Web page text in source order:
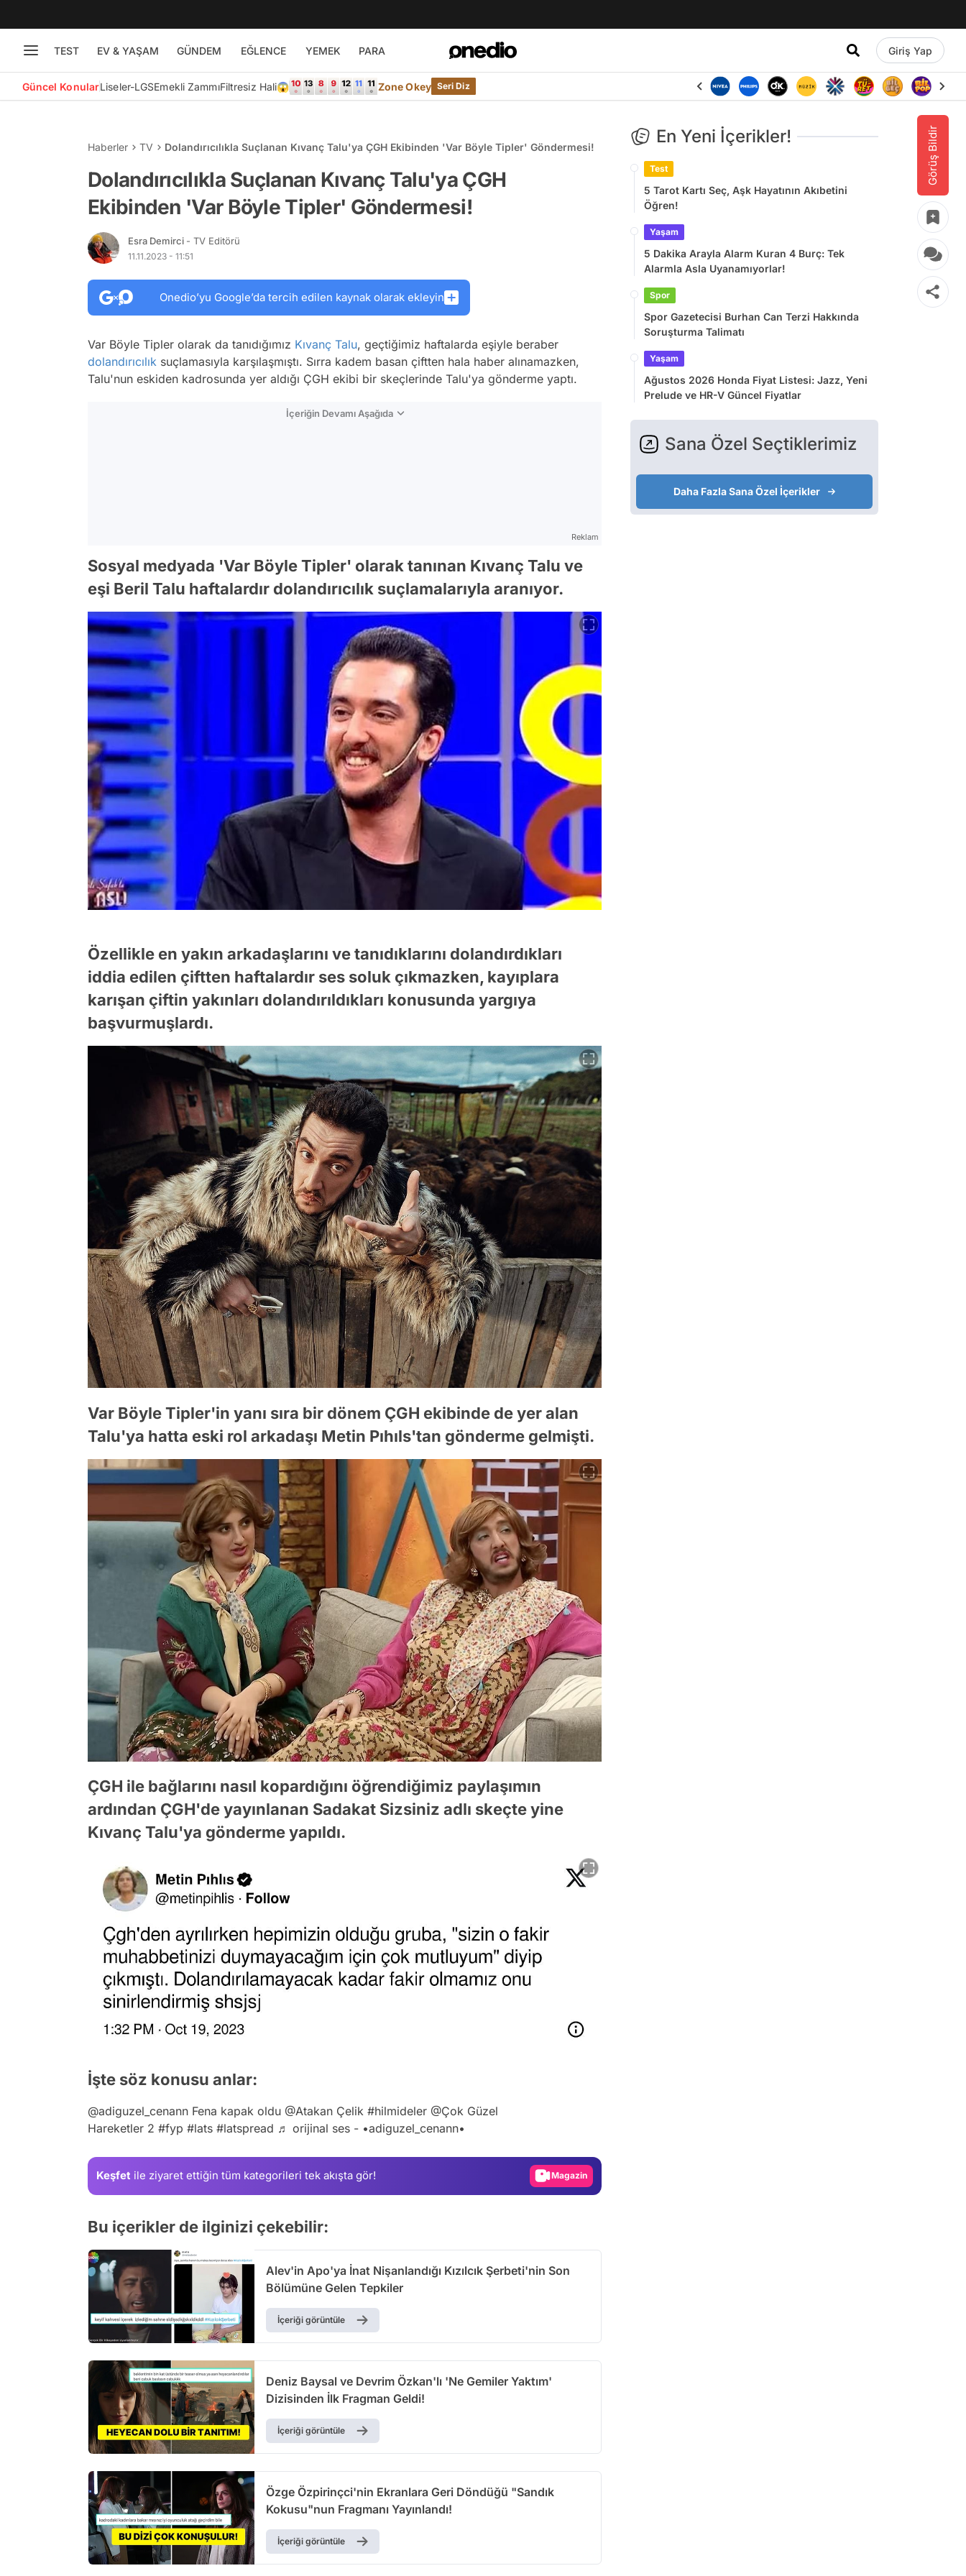
TEST EV & YAŞAM GÜNDEM EĞLENCE YEMEK PARA Giriş Yap
Güncel KonularLiseler-LGSEmekli ZammıFiltresiz Hali😱 Zone Okey Seri Diz
Görüş Bildir
Haberler TV Dolandırıcılıkla Suçlanan Kıvanç Talu'ya ÇGH Ekibinden 'Var Böyle Tipler' Göndermesi!
Dolandırıcılıkla Suçlanan Kıvanç Talu'ya ÇGH
Ekibinden 'Var Böyle Tipler' Göndermesi!
Esra Demirci - TV Editörü
11.11.2023 - 11:51
Onedio’yu Google’da tercih edilen kaynak olarak ekleyin
Var Böyle Tipler olarak da tanıdığımız Kıvanç Talu, geçtiğimiz haftalarda eşiyle beraber
dolandırıcılık suçlamasıyla karşılaşmıştı. Sırra kadem basan çiftten hala haber alınamazken,
Talu'nun eskiden kadrosunda yer aldığı ÇGH ekibi bir skeçlerinde Talu'ya gönderme yaptı.
İçeriğin Devamı Aşağıda
Reklam
Sosyal medyada 'Var Böyle Tipler' olarak tanınan Kıvanç Talu ve
eşi Beril Talu haftalardır dolandırıcılık suçlamalarıyla aranıyor.
Özellikle en yakın arkadaşlarını ve tanıdıklarını dolandırdıkları
iddia edilen çiftten haftalardır ses soluk çıkmazken, kayıplara
karışan çiftin yakınları dolandırıldıkları konusunda yargıya
başvurmuşlardı.
Var Böyle Tipler'in yanı sıra bir dönem ÇGH ekibinde de yer alan
Talu'ya hatta eski rol arkadaşı Metin Pıhıls'tan gönderme gelmişti.
ÇGH ile bağlarını nasıl kopardığını öğrendiğimiz paylaşımın
ardından ÇGH'de yayınlanan Sadakat Sizsiniz adlı skeçte yine
Kıvanç Talu'ya gönderme yapıldı.
İşte söz konusu anlar:
@adiguzel_cenann Fena kapak oldu @Atakan Çelik #hilmideler @Çok Güzel
Hareketler 2 #fyp #lats #latspread ♬ orijinal ses - •adiguzel_cenann•
Keşfet ile ziyaret ettiğin tüm kategorileri tek akışta gör! Magazin
Bu içerikler de ilginizi çekebilir:
Alev'in Apo'ya İnat Nişanlandığı Kızılcık Şerbeti'nin Son
Bölümüne Gelen Tepkiler
İçeriği görüntüle
Deniz Baysal ve Devrim Özkan'lı 'Ne Gemiler Yaktım'
Dizisinden İlk Fragman Geldi!
İçeriği görüntüle
Özge Özpirinçci'nin Ekranlara Geri Döndüğü "Sandık
Kokusu"nun Fragmanı Yayınlandı!
İçeriği görüntüle
En Yeni İçerikler!
Test
5 Tarot Kartı Seç, Aşk Hayatının Akıbetini
Öğren!
Yaşam
5 Dakika Arayla Alarm Kuran 4 Burç: Tek
Alarmla Asla Uyanamıyorlar!
Spor
Spor Gazetecisi Burhan Can Terzi Hakkında
Soruşturma Talimatı
Yaşam
Ağustos 2026 Honda Fiyat Listesi: Jazz, Yeni
Prelude ve HR-V Güncel Fiyatlar
Sana Özel Seçtiklerimiz
Daha Fazla Sana Özel İçerikler